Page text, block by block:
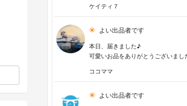
ケイティ７
よい出品者です
本日、届きました♪
可愛いお品をありがとうございまし
ココママ
よい出品者です